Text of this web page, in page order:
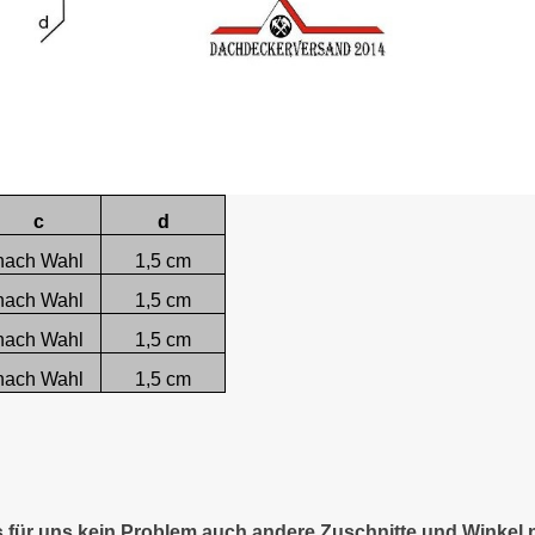
c
d
Wahl
1,5 cm
Wahl
1,5 cm
Wahl
1,5 cm
Wahl 1,5 cm